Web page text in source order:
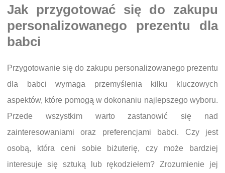
Jak przygotować się do zakupu
personalizowanego prezentu dla
babci
Przygotowanie się do zakupu personalizowanego prezentu
dla babci wymaga przemyślenia kilku kluczowych
aspektów, które pomogą w dokonaniu najlepszego wyboru.
Przede wszystkim warto zastanowić się nad
zainteresowaniami oraz preferencjami babci. Czy jest
osobą, która ceni sobie biżuterię, czy może bardziej
interesuje się sztuką lub rękodziełem? Zrozumienie jej